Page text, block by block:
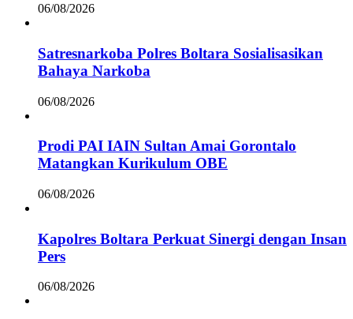
06/08/2026
Satresnarkoba Polres Boltara Sosialisasikan
Bahaya Narkoba
06/08/2026
Prodi PAI IAIN Sultan Amai Gorontalo
Matangkan Kurikulum OBE
06/08/2026
Kapolres Boltara Perkuat Sinergi dengan Insan
Pers
06/08/2026